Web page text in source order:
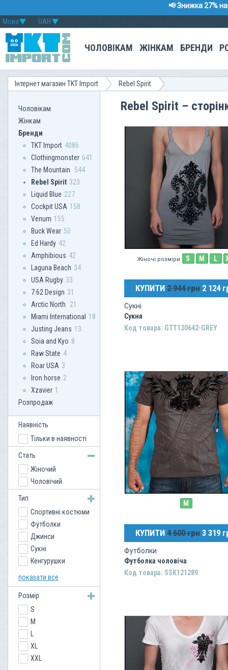
📢 Знижка 27%
UAH
Мова
ЧОЛОВІКАМ ЖІНКАМ БРЕНДИ
Інтернет магазин TKT Import Rebel Spirit
Rebel Spirit –
Жіночі розміри S M L
КУПИТИ 2 944 грн 2 124
Сукні
Сукня
Код товара: GTT130642-GREY
M
КУПИТИ 4 600 грн 3 319
Футболки
Футболка чоловіча
Код товара: SSK121289
Чоловікам
Жінкам
Бренди
TKT Import 4086
Clothingmonster 641
The Mountain
544
Rebel Spirit 323
Liquid Blue 227
Сockpit USA 158
Venum 155
Buck Wear 50
Ed Hardy 42
Amphibious 42
Laguna Beach 34
USA Rugby 33
7.62 Design 31
Arctic North
21
Miami International
18
Justing Jeans 13
Soia and Kyo 8
Raw State 4
Roar USA 3
Iron horse 2
Xzavier 1
Розпродаж
Наявність
Тільки в наявності
Стать
Жіночий
Чоловічий
Тип
Спортивні костюми
Футболки
Джинси
Сукні
Кенгурушки
Термалки
Куртки
Светри
показати все
Розмір
S
M
XL
XXL